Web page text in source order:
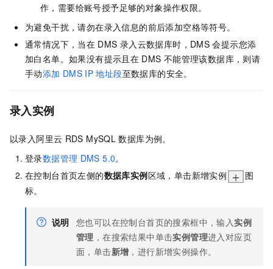
作，需要给账号授予足够的对象操作权限。
为避免干扰，请勿在录入信息的前后添加空格等符号。
通常情况下，当在 DMS 录入云数据库时，DMS 会提示您添
加白名单。如果没有提示且在 DMS 不能管理该数据库，则请
手动添加 DMS IP 地址段至数据库的安全。
录入实例
以录入阿里云 RDS MySQL 数据库为例。
登录数据管理 DMS 5.0。
在控制台首页左侧的数据库实例区域，单击新增实例
图
标。
说明 您也可以在控制台首页的搜索框中，输入实例
管理 ，在搜索结果中单击实例管理进入对应页
面，单击新增 ，进行新增实例操作。